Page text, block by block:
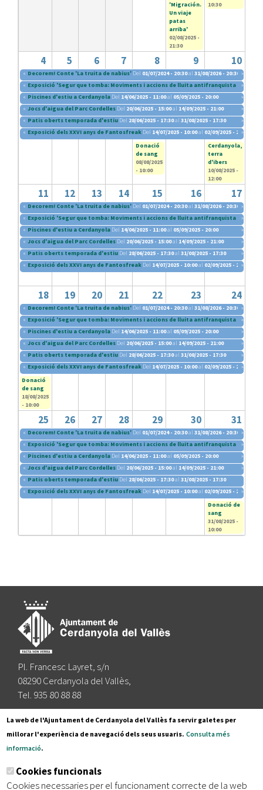
'Migración.
Un viaje
patas
arriba'
02/08/2025 -
21:30
10:30
4 5 6 7 8 9 10
« Decorem! Conte 'La truita de nabius' Del 01/07/2024 - 20:30al 31/08/2026 - 20:30 »
« Exposició 'Segur que tomba: Moviments i accions de lluita antifranquista (1960-
»
« Piscines d'estiu a Cerdanyola Del 14/06/2025 - 11:00al 05/09/2025 - 20:00
»
« Jocs d'aigua del Parc Cordelles Del 20/06/2025 - 15:00al 14/09/2025 - 21:00
»
« Patis oberts temporada d'estiu Del 28/06/2025 - 17:30al 31/08/2025 - 17:30
»
« Exposició dels XXVI anys de Fantosfreak Del 14/07/2025 - 10:00al 02/09/2025 - 20:30
»
Donació
de sang
08/08/2025
- 10:00
Cerdanyola,
terra
d'ibers
10/08/2025 -
12:00
11 12 13 14 15 16 17
« Decorem! Conte 'La truita de nabius' Del 01/07/2024 - 20:30al 31/08/2026 - 20:30 »
« Exposició 'Segur que tomba: Moviments i accions de lluita antifranquista (1960-
»
« Piscines d'estiu a Cerdanyola Del 14/06/2025 - 11:00al 05/09/2025 - 20:00
»
« Jocs d'aigua del Parc Cordelles Del 20/06/2025 - 15:00al 14/09/2025 - 21:00
»
« Patis oberts temporada d'estiu Del 28/06/2025 - 17:30al 31/08/2025 - 17:30
»
« Exposició dels XXVI anys de Fantosfreak Del 14/07/2025 - 10:00al 02/09/2025 - 20:30
»
18 19 20 21 22 23 24
« Decorem! Conte 'La truita de nabius' Del 01/07/2024 - 20:30al 31/08/2026 - 20:30 »
« Exposició 'Segur que tomba: Moviments i accions de lluita antifranquista (1960-
»
« Piscines d'estiu a Cerdanyola Del 14/06/2025 - 11:00al 05/09/2025 - 20:00
»
« Jocs d'aigua del Parc Cordelles Del 20/06/2025 - 15:00al 14/09/2025 - 21:00
»
« Patis oberts temporada d'estiu Del 28/06/2025 - 17:30al 31/08/2025 - 17:30
»
« Exposició dels XXVI anys de Fantosfreak Del 14/07/2025 - 10:00al 02/09/2025 - 20:30
»
Donació
de sang
18/08/2025
- 10:00
25 26 27 28 29 30 31
« Decorem! Conte 'La truita de nabius' Del 01/07/2024 - 20:30al 31/08/2026 - 20:30 »
« Exposició 'Segur que tomba: Moviments i accions de lluita antifranquista (1960-
»
« Piscines d'estiu a Cerdanyola Del 14/06/2025 - 11:00al 05/09/2025 - 20:00
»
« Jocs d'aigua del Parc Cordelles Del 20/06/2025 - 15:00al 14/09/2025 - 21:00
»
« Patis oberts temporada d'estiu Del 28/06/2025 - 17:30al 31/08/2025 - 17:30
« Exposició dels XXVI anys de Fantosfreak Del 14/07/2025 - 10:00al 02/09/2025 - 20:30
»
Donació de
sang
31/08/2025 -
10:00
Pl. Francesc Layret, s/n
08290 Cerdanyola del Vallès,
Tel. 935 80 88 88
Segueix-nos a:
Subscriu-te al nostre butlletí
La web de l'Ajuntament de Cerdanyola del Vallès fa servir galetes per
millorar l'experiència de navegació dels seus usuaris. Consulta més
informació.
Cookies funcionals
Cookies necessaries per el funcionament correcte de la web